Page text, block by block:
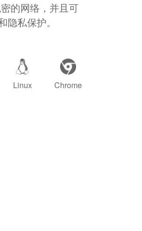
的网络，并且可
私保护。
Linux Chrome